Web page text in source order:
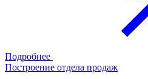
Подробнее
Построение отдела продаж